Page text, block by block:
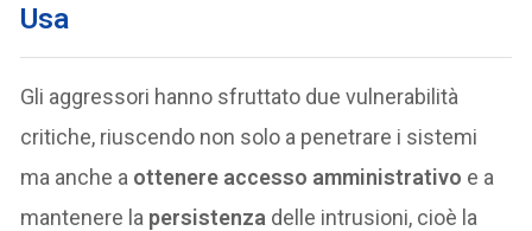
Usa
Gli aggressori hanno sfruttato due vulnerabilità
critiche, riuscendo non solo a penetrare i sistemi
ma anche a ottenere accesso amministrativo e a
mantenere la persistenza delle intrusioni, cioè la